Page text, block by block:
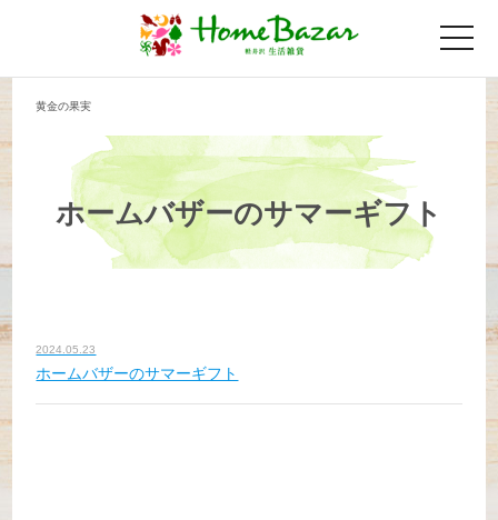
toggle
黄金の果実
ホームバザーのサマーギフト
2024.05.23
ホームバザーのサマーギフト